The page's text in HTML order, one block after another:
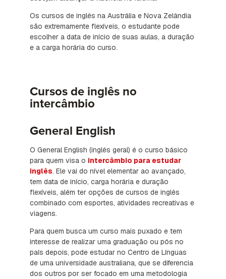
Os cursos de inglês na Austrália e Nova Zelândia
são extremamente flexíveis, o estudante pode
escolher a data de início de suas aulas, a duração
e a carga horária do curso.
Cursos de inglês no
intercâmbio
General English
O General English (inglês geral) é o curso básico
para quem visa o intercâmbio para estudar
inglês. Ele vai do nível elementar ao avançado,
tem data de início, carga horária e duração
flexíveis, além ter opções de cursos de inglês
combinado com esportes, atividades recreativas e
viagens.
Para quem busca um curso mais puxado e tem
interesse de realizar uma graduação ou pós no
país depois, pode estudar no Centro de Línguas
de uma universidade australiana, que se diferencia
dos outros por ser focado em uma metodologia